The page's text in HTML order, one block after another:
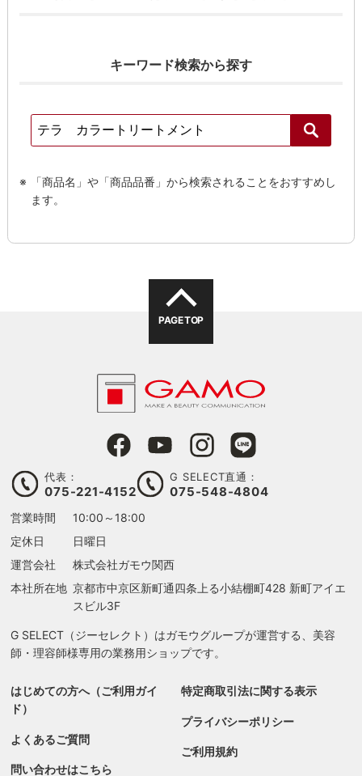
キーワード検索から探す
「商品名」や「商品品番」から検索されることをおすすめし
ます。
PAGE TOP
代表：
075-221-4152
G SELECT直通：
075-548-4804
営業時間
10:00～18:00
定休日
日曜日
運営会社
株式会社ガモウ関西
本社所在地 京都市中京区新町通四条上る小結棚町428 新町アイエ
スビル3F
G SELECT（ジーセレクト）はガモウグループが運営する、美容
師・理容師様専用の業務用ショップです。
はじめての方へ（ご利用ガイ
ド）
よくあるご質問
問い合わせはこちら
特定商取引法に関する表示
プライバシーポリシー
ご利用規約